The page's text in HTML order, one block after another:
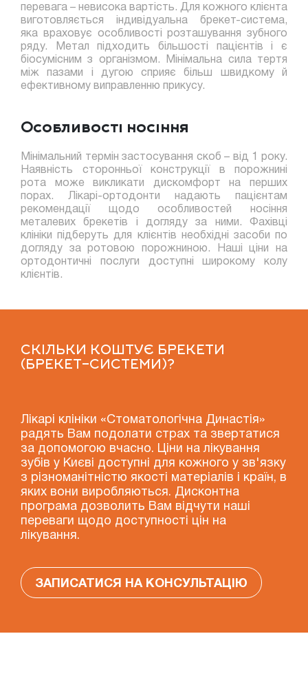
перевага – невисока вартість. Для кожного клієнта
виготовляється індивідуальна брекет-система,
яка враховує особливості розташування зубного
ряду. Метал підходить більшості пацієнтів і є
біосумісним з організмом. Мінімальна сила тертя
між пазами і дугою сприяє більш швидкому й
ефективному виправленню прикусу.
Особливості носіння
Мінімальний термін застосування скоб – від 1 року.
Наявність сторонньої конструкції в порожнині
рота може викликати дискомфорт на перших
порах. Лікарі-ортодонти надають пацієнтам
рекомендації щодо особливостей носіння
металевих брекетів і догляду за ними. Фахівці
клініки підберуть для клієнтів необхідні засоби по
догляду за ротовою порожниною. Наші ціни на
ортодонтичні послуги доступні широкому колу
клієнтів.
СКІЛЬКИ КОШТУЄ БРЕКЕТИ
(БРЕКЕТ-СИСТЕМИ)?
Лікарі клініки «Стоматологічна Династія»
радять Вам подолати страх та звертатися
за допомогою вчасно. Ціни на лікування
зубів у Києві доступні для кожного у зв'язку
з різноманітністю якості матеріалів і країн, в
яких вони виробляються. Дисконтна
програма дозволить Вам відчути наші
переваги щодо доступності цін на
лікування.
ЗАПИСАТИСЯ НА КОНСУЛЬТАЦІЮ